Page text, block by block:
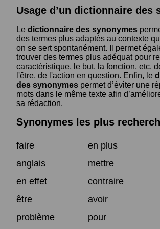
Usage d’un dictionnaire des
Le dictionnaire des synonymes
des termes plus adaptés au contexte
on se sert spontanément. Il permet
trouver des termes plus adéquat pour
caractéristique, le but, la fonction, etc.
l'être, de l'action en question. Enfin, le
des synonymes permet d’éviter une
mots dans le même texte afin
sa rédaction.
Synonymes les plus
faire
en plus
anglais
mettre
en effet
contraire
être
avoir
problème
pour